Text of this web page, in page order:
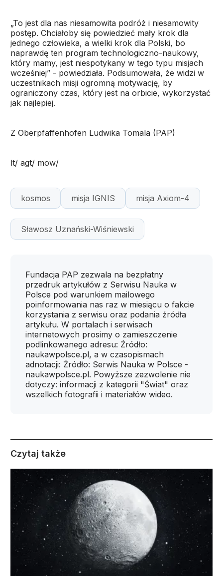
„To jest dla nas niesamowita podróż i niesamowity
postęp. Chciałoby się powiedzieć mały krok dla
jednego człowieka, a wielki krok dla Polski, bo
naprawdę ten program technologiczno-naukowy,
który mamy, jest niespotykany w tego typu misjach
wcześniej” - powiedziała. Podsumowała, że widzi w
uczestnikach misji ogromną motywację, by
ograniczony czas, który jest na orbicie, wykorzystać
jak najlepiej.
Z Oberpfaffenhofen Ludwika Tomala (PAP)
lt/ agt/ mow/
kosmos misja IGNIS misja Axiom-4
Sławosz Uznański-Wiśniewski
Fundacja PAP zezwala na bezpłatny
przedruk artykułów z Serwisu Nauka w
Polsce pod warunkiem mailowego
poinformowania nas raz w miesiącu o fakcie
korzystania z serwisu oraz podania źródła
artykułu. W portalach i serwisach
internetowych prosimy o zamieszczenie
podlinkowanego adresu: Źródło:
naukawpolsce.pl, a w czasopismach
adnotacji: Źródło: Serwis Nauka w Polsce -
naukawpolsce.pl. Powyższe zezwolenie nie
dotyczy: informacji z kategorii "Świat" oraz
wszelkich fotografii i materiałów wideo.
Czytaj także